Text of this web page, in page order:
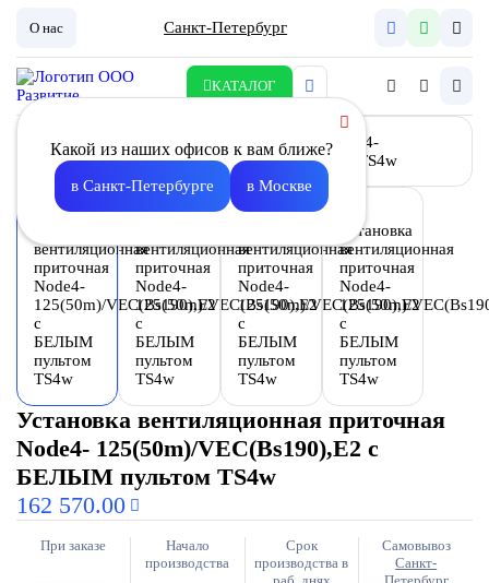
О нас Санкт-Петербург
КАТАЛОГ
Какой из наших офисов к вам ближе?
в Санкт-Петербурге в Москве
Установка вентиляционная приточная
Node4- 125(50m)/VEC(Bs190),E2 с
БЕЛЫМ пультом TS4w
162 570.00
При заказе
Начало
производства
Срок
производства в
Самовывоз
Санкт-